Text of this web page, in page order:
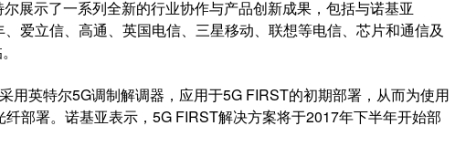
示了一系列全新的行业协作与产品创新成果，包括与诺基亚
爱立信、高通、英国电信、三星移动、联想等电信、芯片和通信及
英特尔5G调制解调器，应用于5G FIRST的初期部署，从而为使用
部署。诺基亚表示，5G FIRST解决方案将于2017年下半年开始部